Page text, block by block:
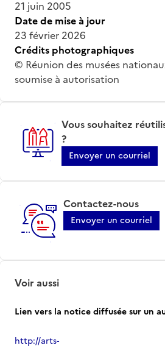
21 juin 2005
Date de mise à jour
23 février 2026
Crédits photographiques
© Réunion des musées
soumise à autorisation
Vous souhaitez
?
Envoyer un courriel
Contactez-nous
Envoyer un courriel
Voir aussi
Lien vers la notice diffusée sur un
http://arts-